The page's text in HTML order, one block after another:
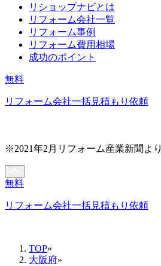
リショップナビとは
リフォーム会社一覧
リフォーム事例
リフォーム費用相場
成功のポイント
無料
リフォーム会社一括見積もり依頼
※2021年2月リフォーム産業新聞より
無料
リフォーム会社一括見積もり依頼
TOP»
大阪府»